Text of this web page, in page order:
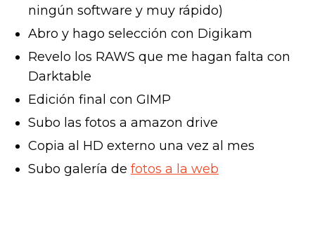
ningún software y muy rápido)
Abro y hago selección con Digikam
Revelo los RAWS que me hagan falta con
Darktable
Edición final con GIMP
Subo las fotos a amazon drive
Copia al HD externo una vez al mes
Subo galería de fotos a la web